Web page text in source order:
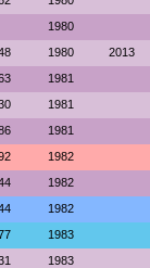
1980
1980 2013
1981
1981
1981
1982
1982
1982
1983
1983